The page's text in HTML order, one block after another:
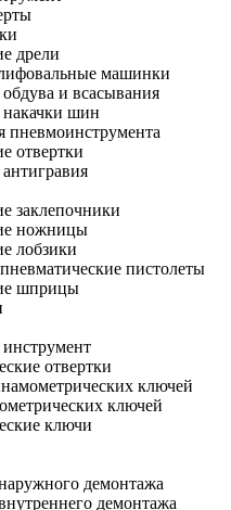
дрели
машинки
и всасывания
шин
пневмоинструмента
отвертки
заклепочники
ножницы
лобзики
пистолеты
шприцы
отвертки
ключей
ключей
ключи
демонтажа
демонтажа